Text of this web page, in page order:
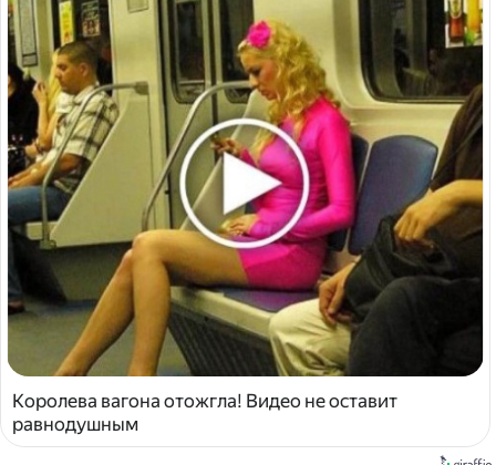
Королева вагона отожгла! Видео не оставит
равнодушным